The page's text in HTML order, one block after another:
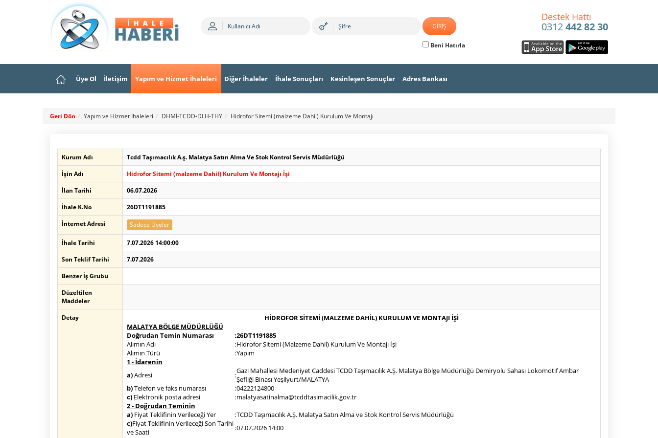
Beni Hatırla
Destek Hattı
0312442 82 30
Üye Ol İletişim Yapım ve Hizmet İhaleleri Diğer İhaleler İhale Sonuçları Kesinleşen Sonuçlar Adres Bankası
Geri Dön Yapım ve Hizmet İhaleleri DHMİ-TCDD-DLH-THY Hidrofor Sitemi (malzeme Dahil) Kurulum Ve Montajı
Kurum Adı
Tcdd Taşımacılık A.ş. Malatya Satın Alma Ve Stok Kontrol Servis Müdürlüğü
İşin Adı
Hidrofor Sitemi (malzeme Dahil) Kurulum Ve Montajı İşi
İlan Tarihi
06.07.2026
İhale K.No
26DT1191885
İnternet Adresi
Sadece Üyeler
İhale Tarihi
7.07.2026 14:00:00
Son Teklif Tarihi
7.07.2026
Benzer İş Grubu
Düzeltilen
Maddeler
Detay
HİDROFOR SİTEMİ (MALZEME DAHİL) KURULUM VE MONTAJI İŞİ
MALATYA BÖLGE MÜDÜRLÜĞÜ
Doğrudan Temin Numarası
:26DT1191885
Alımın Adı
:Hidrofor Sitemi (Malzeme Dahil) Kurulum Ve Montajı İşi
Alımın Türü
:Yapım
1 - İdarenin
a)Adresi :Gazi Mahallesi Medeniyet Caddesi TCDD Taşımacılık A.Ş. Malatya Bölge Müdürlüğü Demiryolu Sahası Lokomotif Ambar
Şefliği Binası Yeşilyurt/MALATYA
b)Telefon ve faks numarası :04222124800
c) Elektronik posta adresi :malatyasatinalma@tcddtasimacilik.gov.tr
2 - Doğrudan Teminin
a) Fiyat Teklifinin Verileceği Yer :TCDD Taşımacılık A.Ş. Malatya Satın Alma ve Stok Kontrol Servis Müdürlüğü
c)Fiyat Teklifinin Verileceği Son Tarihi
ve Saati
:07.07.2026 14:00